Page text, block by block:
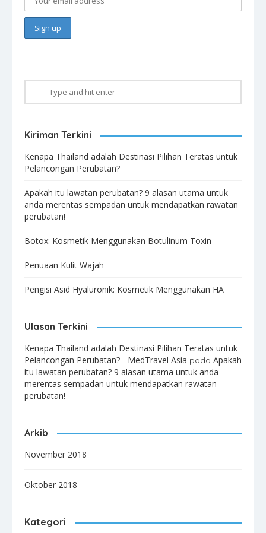
Kiriman Terkini
Kenapa Thailand adalah Destinasi Pilihan Teratas untuk
Pelancongan Perubatan?
Apakah itu lawatan perubatan? 9 alasan utama untuk
anda merentas sempadan untuk mendapatkan rawatan
perubatan!
Botox: Kosmetik Menggunakan Botulinum Toxin
Penuaan Kulit Wajah
Pengisi Asid Hyaluronik: Kosmetik Menggunakan HA
Ulasan Terkini
Kenapa Thailand adalah Destinasi Pilihan Teratas untuk
Pelancongan Perubatan? - MedTravel Asia pada Apakah
itu lawatan perubatan? 9 alasan utama untuk anda
merentas sempadan untuk mendapatkan rawatan
perubatan!
Arkib
November 2018
Oktober 2018
Kategori